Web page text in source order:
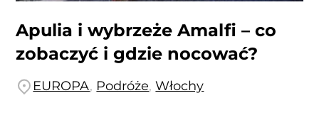
Apulia i wybrzeże Amalfi – co
zobaczyć i gdzie nocować?
EUROPA, Podróże,Włochy